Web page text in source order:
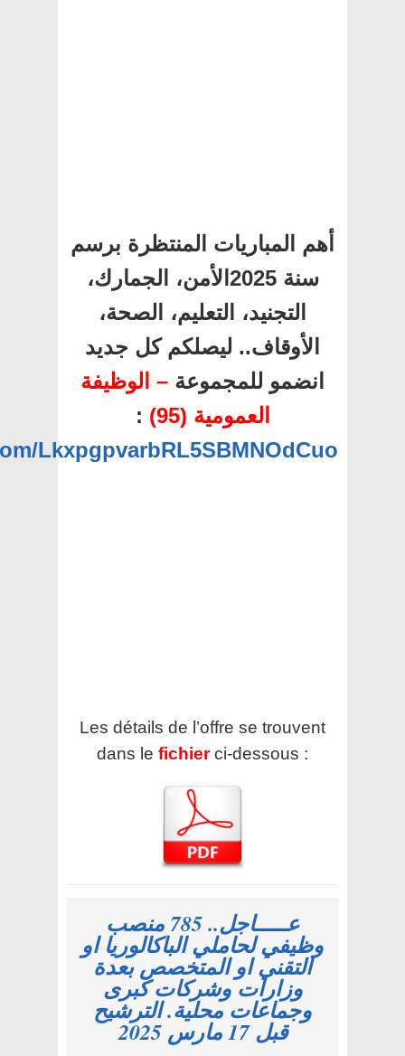
أهم المباريات المنتظرة برسم
سنة 2025الأمن، الجمارك،
التجنيد، التعليم، الصحة،
الأوقاف.. ليصلكم كل جديد
انضمو للمجموعة – الوظيفة
العمومية (95)
:
LkxpgpvarbRL5SBMNOdCuo
Les détails de l’offre se trouvent
dans le fichier ci-dessous :
عـــــاجل.. 785 منصب
وظيفي لحاملي الباكالوريا او
التقني او المتخصص بعدة
وزارات وشركات كبرى
وجماعات محلية. الترشيح
قبل 17 مارس 2025